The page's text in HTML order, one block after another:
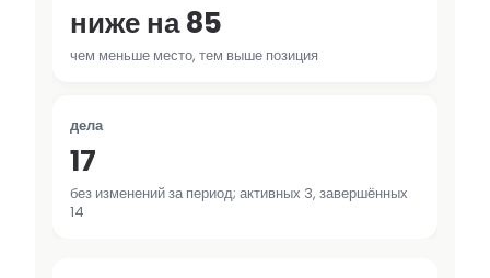
ниже на 85
чем меньше место, тем выше позиция
дела
17
без изменений за период; активных 3, завершённых
14